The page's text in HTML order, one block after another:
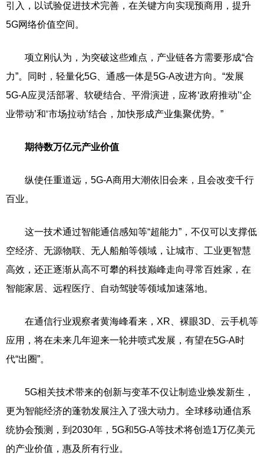
引入，以试验促进技术完善，在关键方向实现预商用，提升
5G网络价值空间。
项立刚认为，为突破这些难点，产业链各方需要形成“合
力”。同时，轻量化5G、通感一体是5G-A改进方向。“发展
5G-A应灵活部署、软硬结合、平滑演进，应将‘政府推动’‘企
业带动’和‘市场拉动’结合，加快形成产业集聚优势。”
期待数万亿元产业价值
纵使任重道远，5G-A商用大潮依旧会来，且会改变千行
百业。
这一技术通过智能通信感知等“超能力”，不仅可以支撑低
空经济、无源物联、无人船舶等领域，让城市、工业更智慧
高效，还正逐渐从高不可攀的科技巅峰走向寻常百姓家，在
智能家居、远程医疗、自动驾驶等领域加速落地。
在通信行业观察者黄海峰看来，XR、裸眼3D、云手机等
应用，将在未来几年迎来一轮井喷式发展，有望在5G-A时
代“出圈”。
5G相关技术带来的创新与变革不仅让制造业焕发新生，
更为智能经济的蓬勃发展注入了强大动力。全球移动通信系
统协会预测，到2030年，5G和5G-A等技术将创造1万亿美元
的产业价值，惠及所有行业。